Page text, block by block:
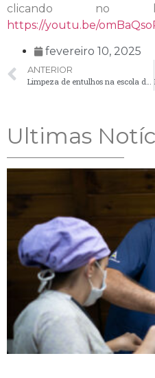
clicando no
https://youtu.be/
fevereiro 10, 2025
ANTERIOR
Limpeza de entulhos na escola de Guarauninha melhora infraestrutura escolar
Ultimas